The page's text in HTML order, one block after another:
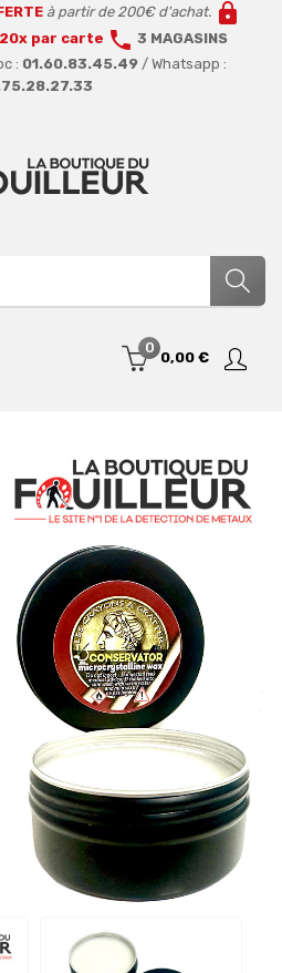
à partir de 200€ d'achat. lock
par carte call 3 MAGASINS
: 01.60.83.45.49 / Whatsapp :
0
0,00 €